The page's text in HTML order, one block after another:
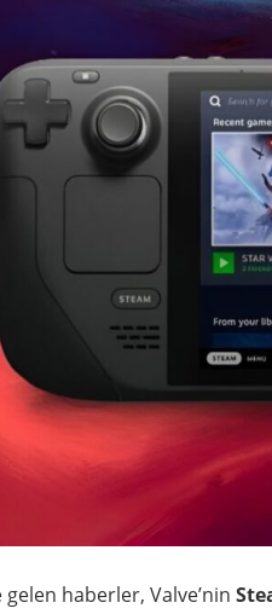
haberler, Valve’nin